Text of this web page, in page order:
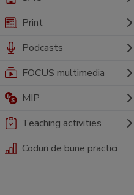
Print
Podcasts
FOCUS multimedia
MIP
Teaching activities
Coduri de bune practici